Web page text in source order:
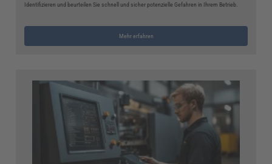
Identifizieren und beurteilen Sie schnell und sicher potenzielle Gefahren in Ihrem Betrieb.
Mehr erfahren